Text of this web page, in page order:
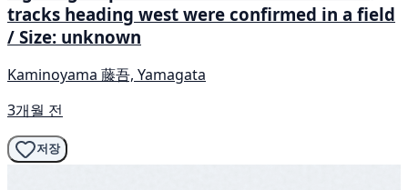
tracks heading west were confirmed in a field
/ Size: unknown
Kaminoyama 藤吾, Yamagata
3개월 전
저장